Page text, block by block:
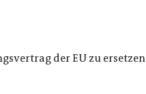
der EU zu ersetzen